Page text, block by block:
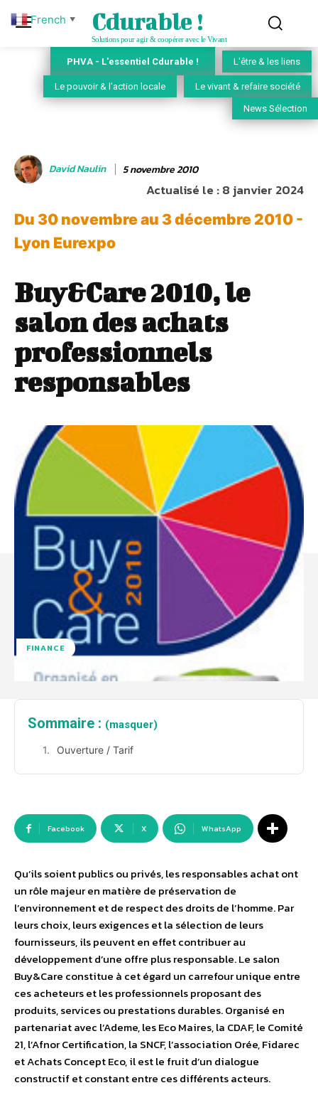
Cdurable !
Solutions pour agir & coopérer avec le Vivant
PHVA - L'essentiel Cdurable ! L'être & les liens
Le pouvoir & l'action locale Le vivant & refaire société
News Sélection
David Naulin 5 novembre 2010
Actualisé le :8 janvier 2024
Du 30 novembre au 3 décembre 2010 -
Lyon Eurexpo
Buy&Care 2010, le
salon des achats
professionnels
responsables
FINANCE
Sommaire : (masquer)
Ouverture / Tarif
Facebook X WhatsApp
Qu’ils soient publics ou privés, les responsables achat ont
un rôle majeur en matière de préservation de
l’environnement et de respect des droits de l’homme. Par
leurs choix, leurs exigences et la sélection de leurs
fournisseurs, ils peuvent en effet contribuer au
développement d’une offre plus responsable. Le salon
Buy&Care constitue à cet égard un carrefour unique entre
ces acheteurs et les professionnels proposant des
produits, services ou prestations durables. Organisé en
partenariat avec l’Ademe, les Eco Maires, la CDAF, le Comité
21, l’Afnor Certification, la SNCF, l’association Orée, Fidarec
et Achats Concept Eco, il est le fruit d’un dialogue
constructif et constant entre ces différents acteurs.
French ▼